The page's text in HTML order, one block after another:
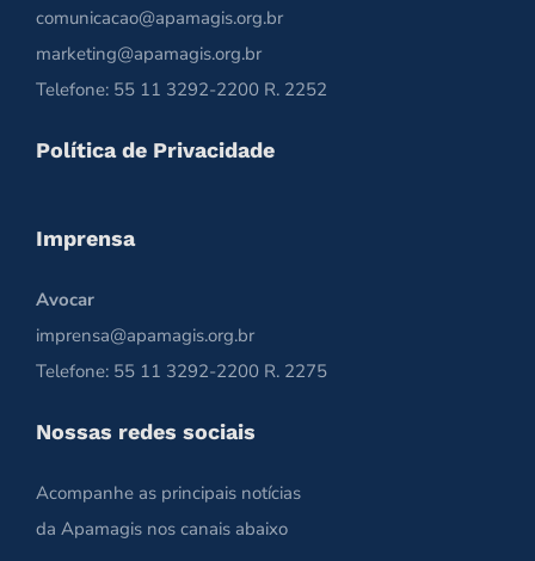
comunicacao@apamagis.org.br
marketing@apamagis.org.br
Telefone: 55 11 3292-2200 R. 2252
Política de Privacidade
Imprensa
Avocar
imprensa@apamagis.org.br
Telefone: 55 11 3292-2200 R. 2275
Nossas redes sociais
Acompanhe as principais notícias
da Apamagis nos canais abaixo